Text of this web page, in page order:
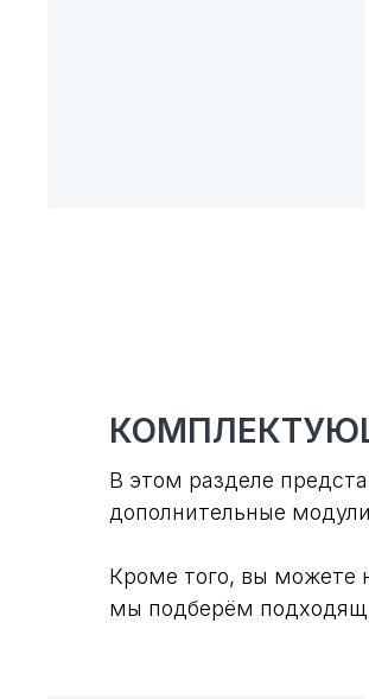
В этом разделе
дополнительные
Кроме того, вы можете
мы подберём